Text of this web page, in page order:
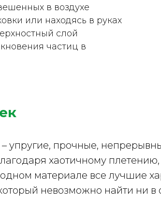
в воздухе
или находясь в руках
слой
частиц в
упругие, прочные,
хаотичному
материале все лучшие
невозможно найти ни